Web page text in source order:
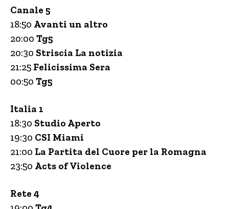
Canale 5
18:50 Avanti un altro
20:00 Tg5
20:30 Striscia La notizia
21:25 Felicissima Sera
00:50 Tg5
Italia 1
18:30 Studio Aperto
19:30 CSI Miami
21:00 La Partita del Cuore per la Romagna
23:50 Acts of Violence
Rete 4